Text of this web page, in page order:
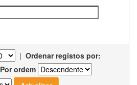
| Ordenar registos por:
Por ordem